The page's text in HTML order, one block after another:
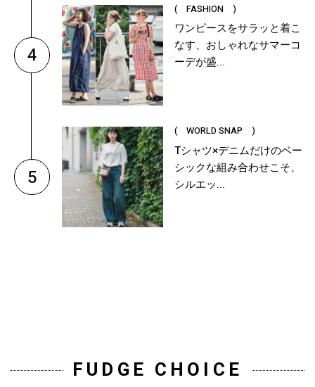
4
( FASHION )
ワンピースをサラッと着こ
なす、おしゃれなサマーコ
ーデが盛...
5
( WORLD SNAP )
Tシャツ×デニムだけのベー
シックな組み合わせこそ、
シルエッ...
FUDGE CHOICE